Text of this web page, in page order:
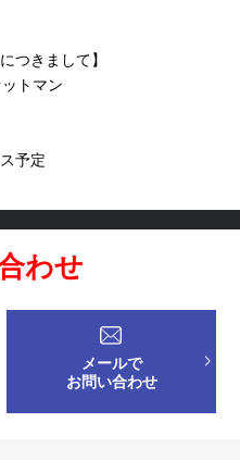
つきまして】
トマン
予定
わせ
メールで
お問い合わせ